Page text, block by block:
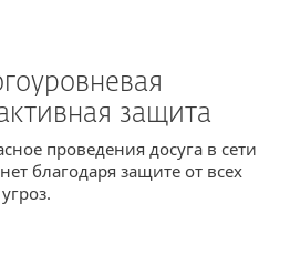
защита
проведения досуга в сети
благодаря защите от всех